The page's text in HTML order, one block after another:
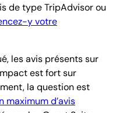
de type TripAdvisor ou
y votre
les avis présents sur
est fort sur
la question est
maximum d’avis